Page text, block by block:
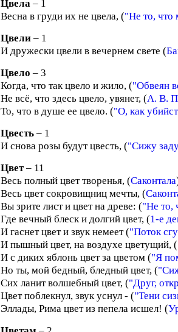
Цвела – 1
Весна в груди их не цвела, ("Не то, что
Цвели – 1
И дружески цвели в вечернем свете (
Цвело – 3
Когда, что так цвело и жило, ("Обвеян
Не всё, что здесь цвело, увянет, (А. В.
То, что в душе ее цвело. ("О, как
Цвесть – 1
И снова розы будут цвесть, ("Сижу
Цвет– 11
Весь полный цвет творенья, (Саконтала
Весь цвет сокровищниц мечты, (
Вы зрите лист и цвет на древе: ("Не то,
Где вечный блеск и долгий цвет, (1-е
И гаснет цвет и звук немеет ("Поток
И пышный цвет, на воздухе цветущий, (
И с диких яблонь цвет за цветом ("Я
Но ты, мой бедный, бледный цвет, (
Сих ланит волшебный цвет, ("Друг,
Цвет поблекнул, звук уснул - ("Тени
Эллады, Рима цвет из пепела исшел! (